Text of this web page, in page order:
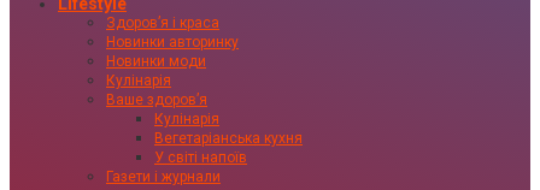
Здоровʼя і краса
Новинки авторинку
Новинки моди
Кулінарія
Ваше здоровʼя
Кулінарія
Вегетаріанська кухня
У світі напоїв
Газети і журнали